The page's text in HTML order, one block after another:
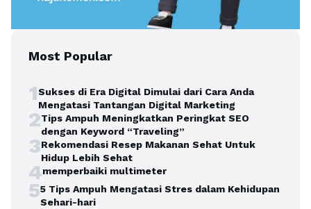
Most Popular
1Sukses di Era Digital Dimulai dari Cara Anda
Mengatasi Tantangan Digital Marketing
2Tips Ampuh Meningkatkan Peringkat SEO
dengan Keyword “Traveling”
3Rekomendasi Resep Makanan Sehat Untuk
Hidup Lebih Sehat
4memperbaiki multimeter
55 Tips Ampuh Mengatasi Stres dalam Kehidupan
Sehari-hari